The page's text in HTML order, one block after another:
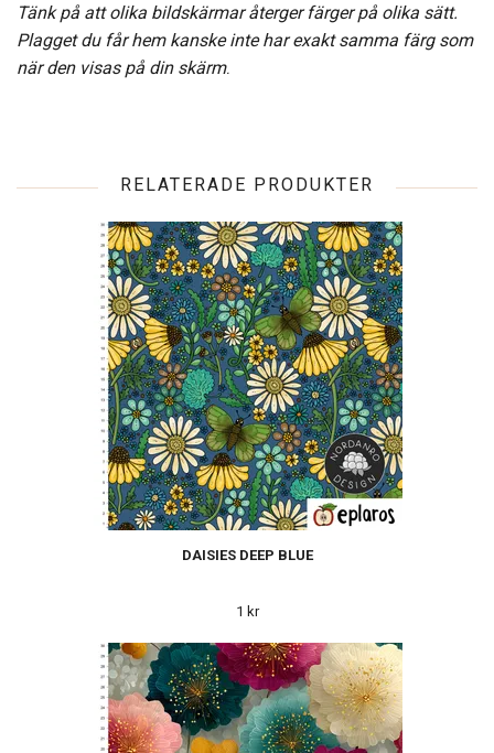
Tänk på att olika bildskärmar återger färger på olika sätt.
Plagget du får hem kanske inte har exakt samma färg som
när den visas på din skärm.
RELATERADE PRODUKTER
DAISIES DEEP BLUE
1 kr